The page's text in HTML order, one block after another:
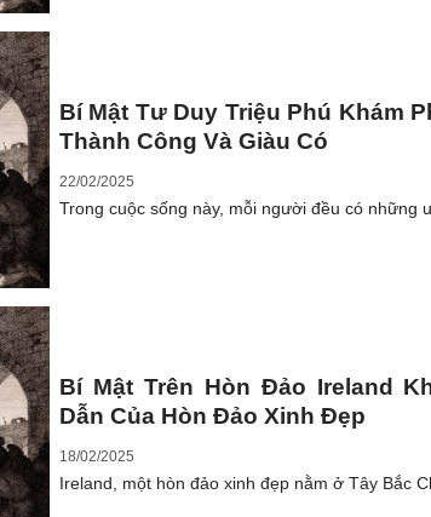
Bí Mật Tư Duy Triệu Phú Khám
Thành Công Và Giàu Có
22/02/2025
Trong cuộc sống này, mỗi người đều có những
Bí Mật Trên Hòn Đảo Ireland
Dẫn Của Hòn Đảo Xinh Đẹp
18/02/2025
Ireland, một hòn đảo xinh đẹp nằm ở Tây Bắc